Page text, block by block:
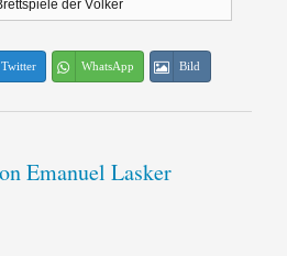
der Völker
Twitter WhatsApp Bild
Emanuel Lasker